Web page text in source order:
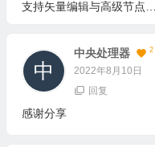
支持矢量编辑与高级节点控制的专业绘图软件 VectorStyler 1.3 英文版
中央处理器 2
2022年8月10日
回复
感谢分享